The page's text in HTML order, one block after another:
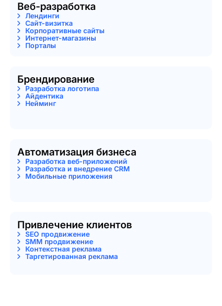
Веб-разработка
Лендинги
Сайт-визитка
Корпоративные сайты
Интернет-магазины
Порталы
Брендирование
Разработка логотипа
Айдентика
Нейминг
Автоматизация бизнеса
Разработка веб-приложений
Разработка и внедрение CRM
Мобильные приложения
Привлечение клиентов
SEO продвижение
SMM продвижение
Контекстная реклама
Таргетированная реклама